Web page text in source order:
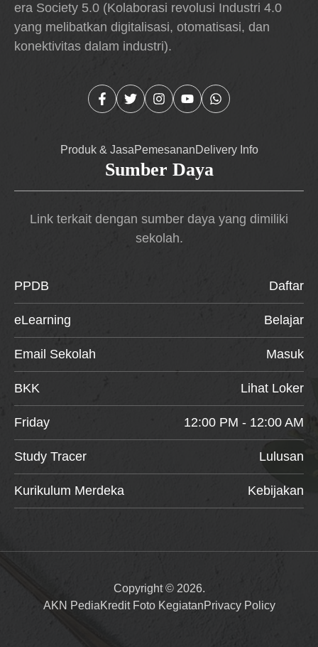
era Society 5.0 (Kolaborasi revolusi Industri 4.0
yang melibatkan digitalisasi, otomatisasi, dan
konektivitas dalam industri).
Produk & JasaPemesananDelivery Info
Sumber Daya
Link terkait dengan sumber daya yang dimiliki
sekolah.
PPDB Daftar
eLearning Belajar
Email Sekolah Masuk
BKK Lihat Loker
Friday 12:00 PM - 12:00 AM
Study Tracer Lulusan
Kurikulum Merdeka Kebijakan
Copyright © 2026.
AKN PediaKredit Foto KegiatanPrivacy Policy